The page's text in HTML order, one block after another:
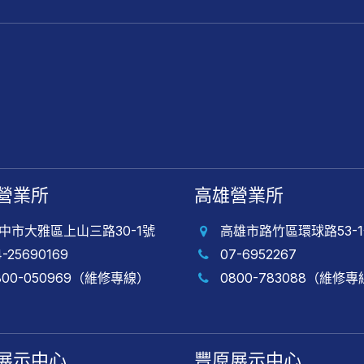
業所
市大雅區上山三路30-1號
25690169
050969（維修專線）
高雄營業所
高雄市路竹區環球路53-
07-6952267
0800-783088（維修專
示中心 豐原展示中心